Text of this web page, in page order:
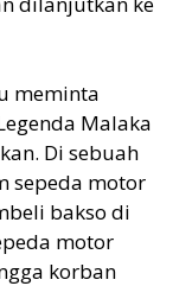
meminta
Malaka
Di sebuah
sepeda motor
bakso di
motor
korban